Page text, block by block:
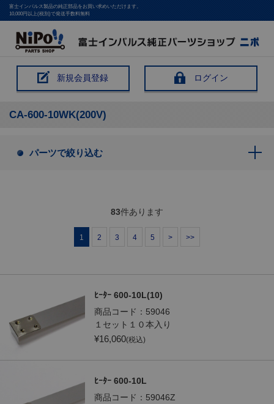
富士インパルス製品の純正部品をお買い求めいただけます。
10,000円以上(税別)で発送手数料無料
新規会員登録 ログイン
CA-600-10WK(200V)
パーツで絞り込む
83件あります
1 2 3 4 5 > >>
ﾋｰﾀｰ 600-10L(10)
商品コード： 59046
１セット１０本入り
¥16,060(税込)
ﾋｰﾀｰ 600-10L
商品コード： 59046Z